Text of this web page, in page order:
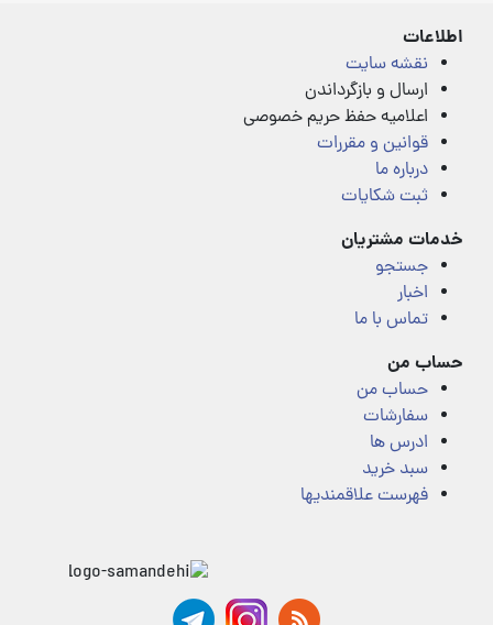
اطلاعات
نقشه سایت
ارسال و بازگرداندن
اعلامیه حفظ حریم خصوصی
قوانین و مقررات
درباره ما
ثبت شکایات
خدمات مشتریان
جستجو
اخبار
تماس با ما
حساب من
حساب من
سفارشات
ادرس ها
سبد خرید
فهرست علاقمندیها